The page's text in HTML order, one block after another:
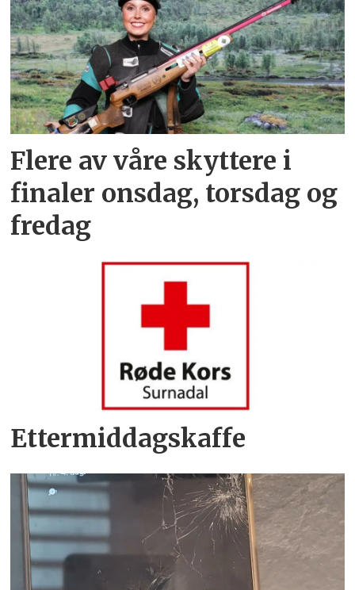
Flere av våre skyttere i
finaler onsdag, torsdag og
fredag
Ettermiddagskaffe